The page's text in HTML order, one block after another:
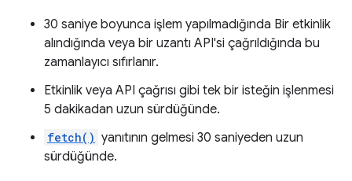
30 saniye boyunca işlem yapılmadığında Bir etkinlik
alındığında veya bir uzantı API'si çağrıldığında bu
zamanlayıcı sıfırlanır.
Etkinlik veya API çağrısı gibi tek bir isteğin işlenmesi
5 dakikadan uzun sürdüğünde.
fetch() yanıtının gelmesi 30 saniyeden uzun
sürdüğünde.